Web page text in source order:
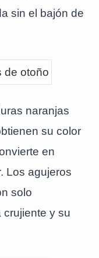
sin el bajón de
naranjas
su color
en
Los agujeros
solo
crujiente y su